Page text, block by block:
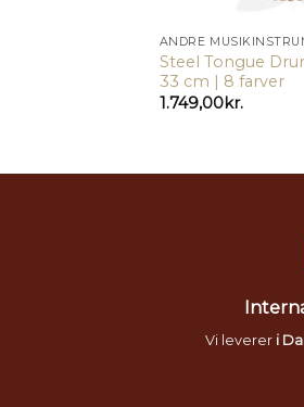
ANDRE
Steel Tongue
33 cm | 8 farver
1.749,00kr.
Vi leverer i